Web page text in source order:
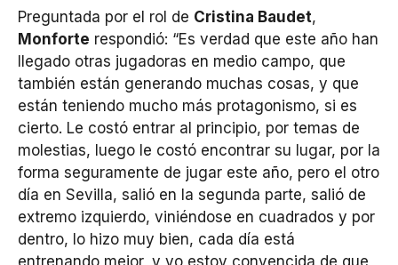
Preguntada por el rol de Cristina Baudet,
Monforte respondió: “Es verdad que este año han
llegado otras jugadoras en medio campo, que
también están generando muchas cosas, y que
están teniendo mucho más protagonismo, si es
cierto. Le costó entrar al principio, por temas de
molestias, luego le costó encontrar su lugar, por la
forma seguramente de jugar este año, pero el otro
día en Sevilla, salió en la segunda parte, salió de
extremo izquierdo, viniéndose en cuadrados y por
dentro, lo hizo muy bien, cada día está